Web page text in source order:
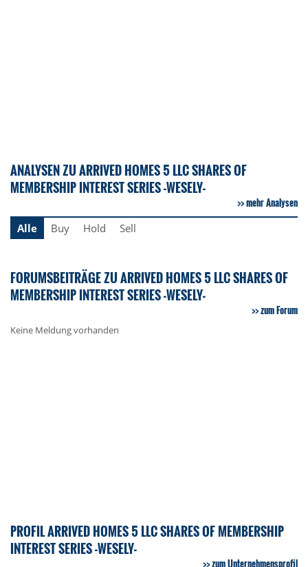
ANALYSEN ZU ARRIVED HOMES 5 LLC SHARES OF
MEMBERSHIP INTEREST SERIES -WESELY-
mehr Analysen
Alle
Buy Hold Sell
FORUMSBEITRÄGE ZU ARRIVED HOMES 5 LLC SHARES OF
MEMBERSHIP INTEREST SERIES -WESELY-
zum Forum
Keine Meldung vorhanden
PROFIL ARRIVED HOMES 5 LLC SHARES OF MEMBERSHIP
INTEREST SERIES -WESELY-
zum Unternehmensprofil